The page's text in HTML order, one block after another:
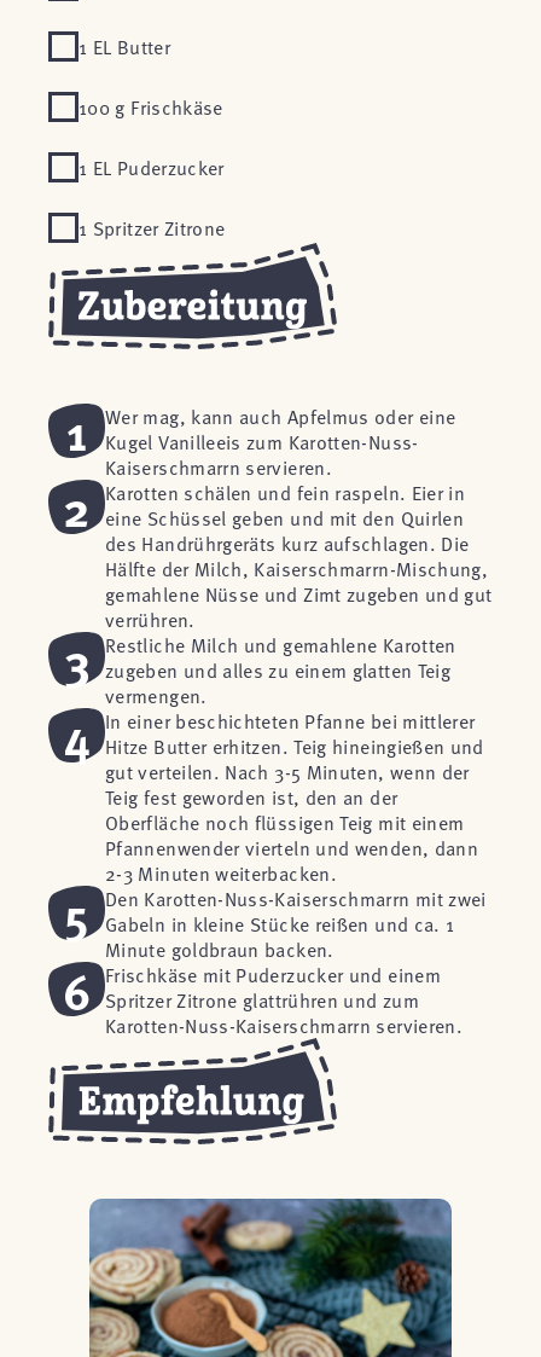
1 EL Butter
100 g Frischkäse
1 EL Puderzucker
1 Spritzer Zitrone
1
Wer mag, kann auch Apfelmus oder eine
Kugel Vanilleeis zum Karotten-Nuss-
Kaiserschmarrn servieren.
2
Karotten schälen und fein raspeln. Eier in
eine Schüssel geben und mit den Quirlen
des Handrührgeräts kurz aufschlagen. Die
Hälfte der Milch, Kaiserschmarrn-Mischung,
gemahlene Nüsse und Zimt zugeben und gut
verrühren.
3
Restliche Milch und gemahlene Karotten
zugeben und alles zu einem glatten Teig
vermengen.
4
In einer beschichteten Pfanne bei mittlerer
Hitze Butter erhitzen. Teig hineingießen und
gut verteilen. Nach 3-5 Minuten, wenn der
Teig fest geworden ist, den an der
Oberfläche noch flüssigen Teig mit einem
Pfannenwender vierteln und wenden, dann
2-3 Minuten weiterbacken.
5
Den Karotten-Nuss-Kaiserschmarrn mit zwei
Gabeln in kleine Stücke reißen und ca. 1
Minute goldbraun backen.
6
Frischkäse mit Puderzucker und einem
Spritzer Zitrone glattrühren und zum
Karotten-Nuss-Kaiserschmarrn servieren.